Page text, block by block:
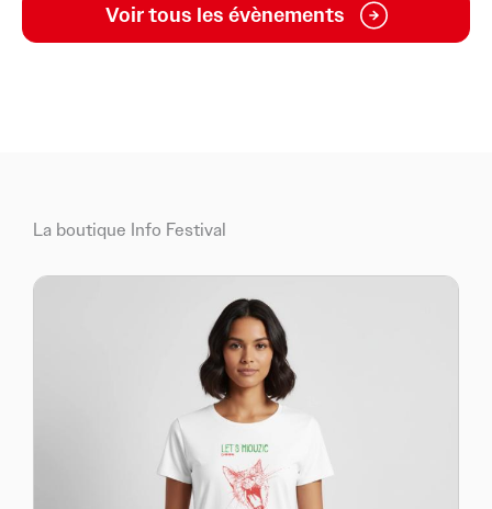
Voir tous les évènements
La boutique Info Festival